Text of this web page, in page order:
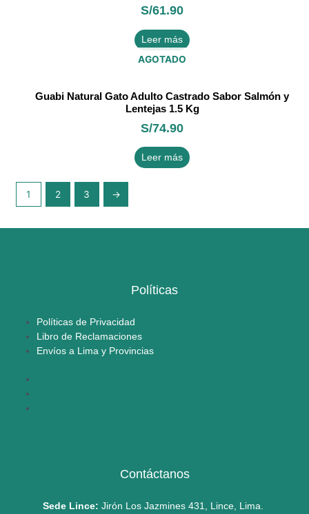
S/61.90
Leer más
AGOTADO
Guabi Natural Gato Adulto Castrado Sabor Salmón y
Lentejas 1.5 Kg
S/74.90
Leer más
1 2 3 →
Políticas
Políticas de Privacidad
Libro de Reclamaciones
Envíos a Lima y Provincias
Contáctanos
Sede Lince: Jirón Los Jazmines 431, Lince, Lima.